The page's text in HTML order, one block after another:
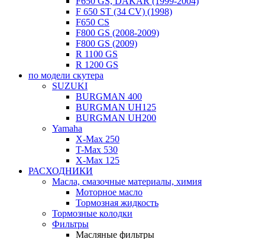
F 650 ST (34 CV) (1998)
F650 CS
F800 GS (2008-2009)
F800 GS (2009)
R 1100 GS
R 1200 GS
по модели скутера
SUZUKI
BURGMAN 400
BURGMAN UH125
BURGMAN UH200
Yamaha
X-Max 250
T-Max 530
X-Max 125
РАСХОДНИКИ
Масла, смазочные материалы, химия
Моторное масло
Тормозная жидкость
Тормозные колодки
Фильтры
Масляные фильтры